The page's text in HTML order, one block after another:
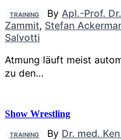
TRAINING By Apl.-Prof.
Zammit, Stefan
Salvotti
Atmung läuft meist
zu den…
Show Wrestling
TRAINING By Dr. med.